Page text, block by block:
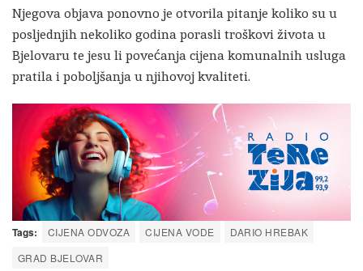
Njegova objava ponovno je otvorila pitanje koliko su u
posljednjih nekoliko godina porasli troškovi života u
Bjelovaru te jesu li povećanja cijena komunalnih usluga
pratila i poboljšanja u njihovoj kvaliteti.
Tags: CIJENA ODVOZA CIJENA VODE
DARIO HREBAK
GRAD BJELOVAR